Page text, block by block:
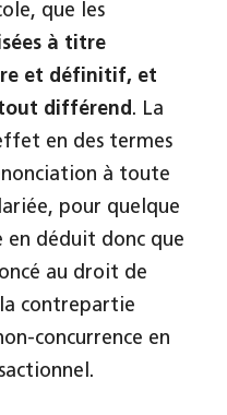
que les
à titre
et définitif, et
différend. La
en des termes
à toute
pour quelque
en déduit donc que
au droit de
contrepartie
concurrence en